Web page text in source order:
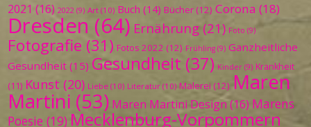
2021 (16) 2022 (9) Art (10) Buch (14) Bücher (12) Corona (18)
Dresden (64) Ernährung (21) Foto (9)
Fotografie (31) Fotos 2022 (12) Frühling (9) Ganzheitliche
Gesundheit (15) Gesundheit (37) Kinder (9) Krankheit
(11) Kunst (20) Liebe (10) Literatur (10) Malerei (12) Maren
Martini (53) Maren Martini Design(16) Marens
Poesie (19) Mecklenburg-Vorpommern